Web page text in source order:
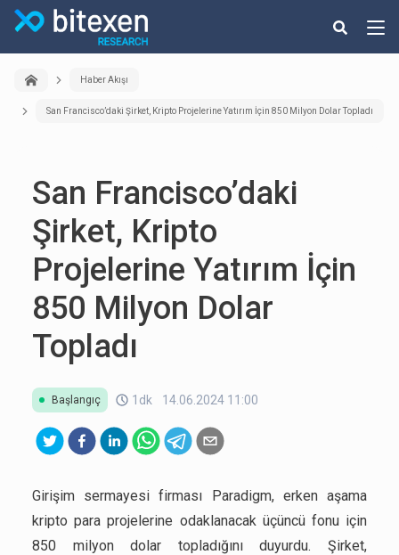
Haber Akışı
San Francisco’daki Şirket, Kripto Projelerine Yatırım İçin 850 Milyon Dolar Topladı
San Francisco’daki
Şirket, Kripto
Projelerine Yatırım İçin
850 Milyon Dolar
Topladı
Başlangıç 1dk 14.06.2024 11:00
Girişim sermayesi firması Paradigm, erken aşama
kripto para projelerine odaklanacak üçüncü fonu için
850 milyon dolar topladığını duyurdu. Şirket,